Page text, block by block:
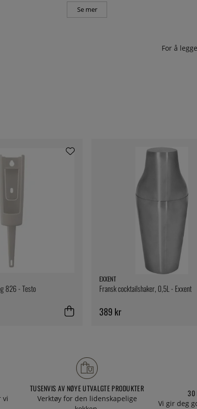
Se mer
For å
826 - Testo
EXXENT
Fransk cocktailshaker, 0,5L - Exxent
389 kr
vi
TUSENVIS AV NØYE UTVALGTE PRODUKTER
Verktøy for den lidenskapelige
30
Vi gir deg